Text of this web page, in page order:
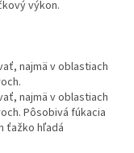
výkon.
najmä v oblastiach
najmä v oblastiach
Pôsobivá fúkacia
ťažko hľadá